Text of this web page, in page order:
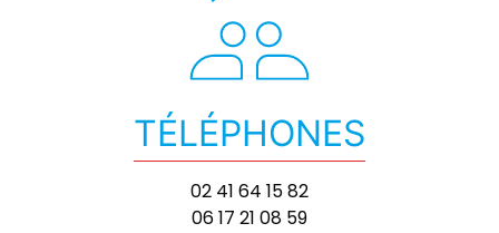
TÉLÉPHONES
02 41 64 15 82
06 17 21 08 59